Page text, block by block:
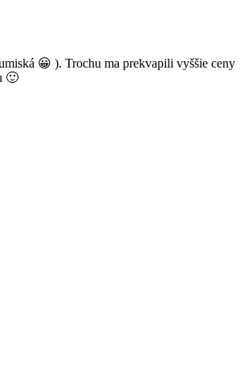
😀 ). Trochu ma prekvapili vyššie ceny
🙂